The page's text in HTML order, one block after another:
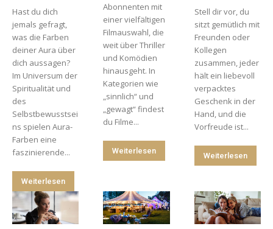
Hast du dich
jemals gefragt,
was die Farben
deiner Aura über
dich aussagen?
Im Universum der
Spiritualität und
des
Selbstbewusstsei
ns spielen Aura-
Farben eine
faszinierende...
Weiterlesen
Abonnenten mit
einer vielfältigen
Filmauswahl, die
weit über Thriller
und Komödien
hinausgeht. In
Kategorien wie
„sinnlich“ und
„gewagt“ findest
du Filme...
Weiterlesen
Stell dir vor, du
sitzt gemütlich mit
Freunden oder
Kollegen
zusammen, jeder
hält ein liebevoll
verpacktes
Geschenk in der
Hand, und die
Vorfreude ist...
Weiterlesen